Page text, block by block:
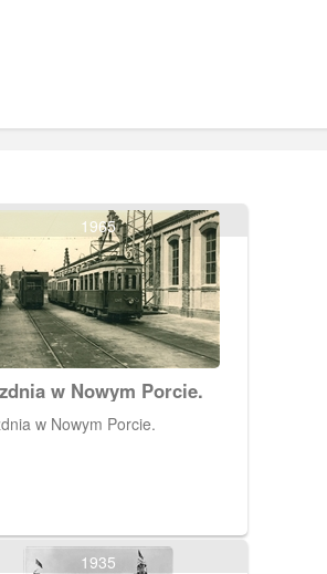
1965
w Nowym Porcie.
w Nowym Porcie.
1935